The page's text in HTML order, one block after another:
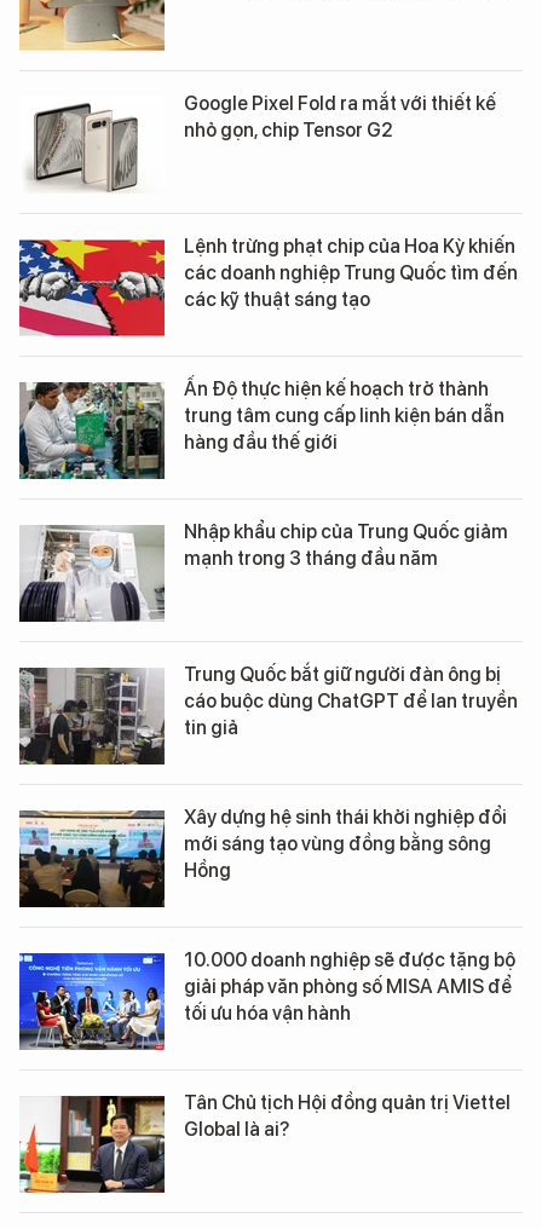
Google Pixel Fold ra mắt với thiết kế
nhỏ gọn, chip Tensor G2
Lệnh trừng phạt chip của Hoa Kỳ khiến
các doanh nghiệp Trung Quốc tìm đến
các kỹ thuật sáng tạo
Ấn Độ thực hiện kế hoạch trở thành
trung tâm cung cấp linh kiện bán dẫn
hàng đầu thế giới
Nhập khẩu chip của Trung Quốc giảm
mạnh trong 3 tháng đầu năm
Trung Quốc bắt giữ người đàn ông bị
cáo buộc dùng ChatGPT để lan truyền
tin giả
Xây dựng hệ sinh thái khởi nghiệp đổi
mới sáng tạo vùng đồng bằng sông
Hồng
10.000 doanh nghiệp sẽ được tặng bộ
giải pháp văn phòng số MISA AMIS để
tối ưu hóa vận hành
Tân Chủ tịch Hội đồng quản trị Viettel
Global là ai?